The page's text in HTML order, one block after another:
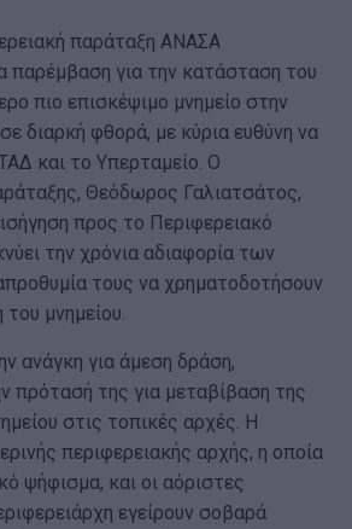
παράταξη ΑΝΑΣΑ
παρέμβαση για την κατάσταση του
πιο επισκέψιμο μνημείο στην
διαρκή φθορά, με κύρια ευθύνη να
και το Υπερταμείο. Ο
Θεόδωρος Γαλιατσάτος,
προς το Περιφερειακό
την χρόνια αδιαφορία των
τους να χρηματοδοτήσουν
μνημείου.
ανάγκη για άμεση δράση,
πρότασή της για μεταβίβαση της
στις τοπικές αρχές. Η
περιφερειακής αρχής, η οποία
ψήφισμα, και οι αόριστες
εγείρουν σοβαρά